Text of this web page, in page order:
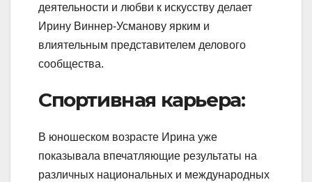
деятельности и любви к искусству делает
Ирину Виннер-Усманову ярким и
влиятельным представителем делового
сообщества.
Спортивная карьера:
В юношеском возрасте Ирина уже
показывала впечатляющие результаты на
различных национальных и международных